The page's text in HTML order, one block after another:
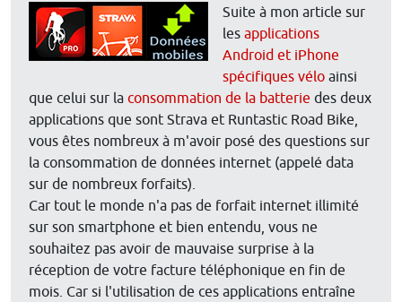
Suite à mon article sur
les applications
Android et iPhone
spécifiques vélo ainsi
que celui sur la consommation de la batterie des deux
applications que sont Strava et Runtastic Road Bike,
vous êtes nombreux à m'avoir posé des questions sur
la consommation de données internet (appelé data
sur de nombreux forfaits).
Car tout le monde n'a pas de forfait internet illimité
sur son smartphone et bien entendu, vous ne
souhaitez pas avoir de mauvaise surprise à la
réception de votre facture téléphonique en fin de
mois. Car si l'utilisation de ces applications entraîne